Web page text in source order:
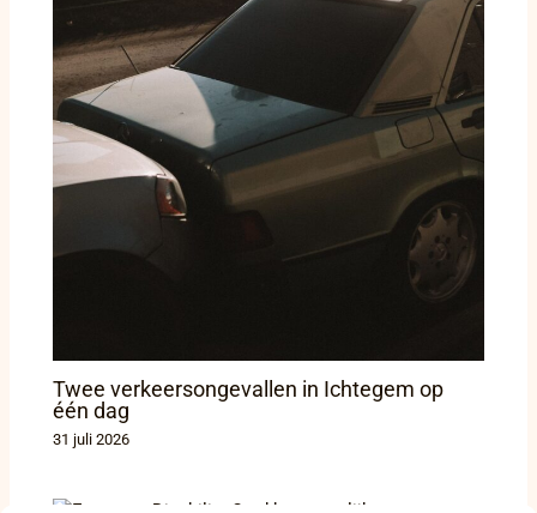
Twee verkeersongevallen in Ichtegem op
één dag
31 juli 2026